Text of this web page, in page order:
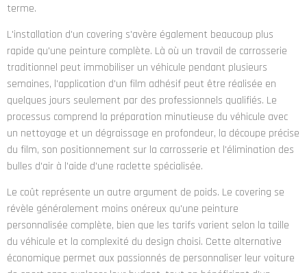
terme.
L'installation d'un covering s'avère également beaucoup plus
rapide qu'une peinture complète. Là où un travail de carrosserie
traditionnel peut immobiliser un véhicule pendant plusieurs
semaines, l'application d'un film adhésif peut être réalisée en
quelques jours seulement par des professionnels qualifiés. Le
processus comprend la préparation minutieuse du véhicule avec
un nettoyage et un dégraissage en profondeur, la découpe précise
du film, son positionnement sur la carrosserie et l'élimination des
bulles d'air à l'aide d'une raclette spécialisée.
Le coût représente un autre argument de poids. Le covering se
révèle généralement moins onéreux qu'une peinture
personnalisée complète, bien que les tarifs varient selon la taille
du véhicule et la complexité du design choisi. Cette alternative
économique permet aux passionnés de personnaliser leur voiture